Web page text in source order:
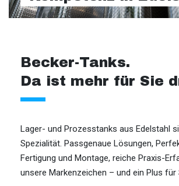
Becker-Tanks.
Da ist mehr für Sie
Lager- und Prozesstanks aus Edelstahl
Spezialität. Passgenaue Lösungen,
Fertigung und Montage, reiche Praxis-
unsere Markenzeichen – und ein Plus für